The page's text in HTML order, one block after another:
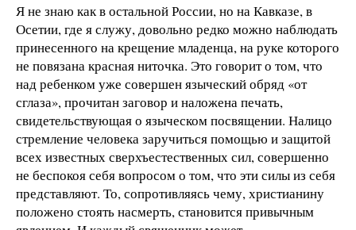
Я не знаю как в остальной России, но на Кавказе, в
Осетии, где я служу, довольно редко можно наблюдать
принесенного на крещение младенца, на руке которого
не повязана красная ниточка. Это говорит о том, что
над ребенком уже совершен языческий обряд «от
сглаза», прочитан заговор и наложена печать,
свидетельствующая о языческом посвящении. Налицо
стремление человека заручиться помощью и защитой
всех известных сверхъестественных сил, совершенно
не беспокоя себя вопросом о том, что эти силы из себя
представляют. То, сопротивляясь чему, христианину
положено стоять насмерть, становится привычным